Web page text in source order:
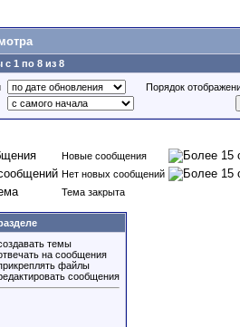
1 по 8 из 8
Порядок
Новые сообщения
Нет новых сообщений
Тема закрыта
темы
на сообщения
файлы
сообщения